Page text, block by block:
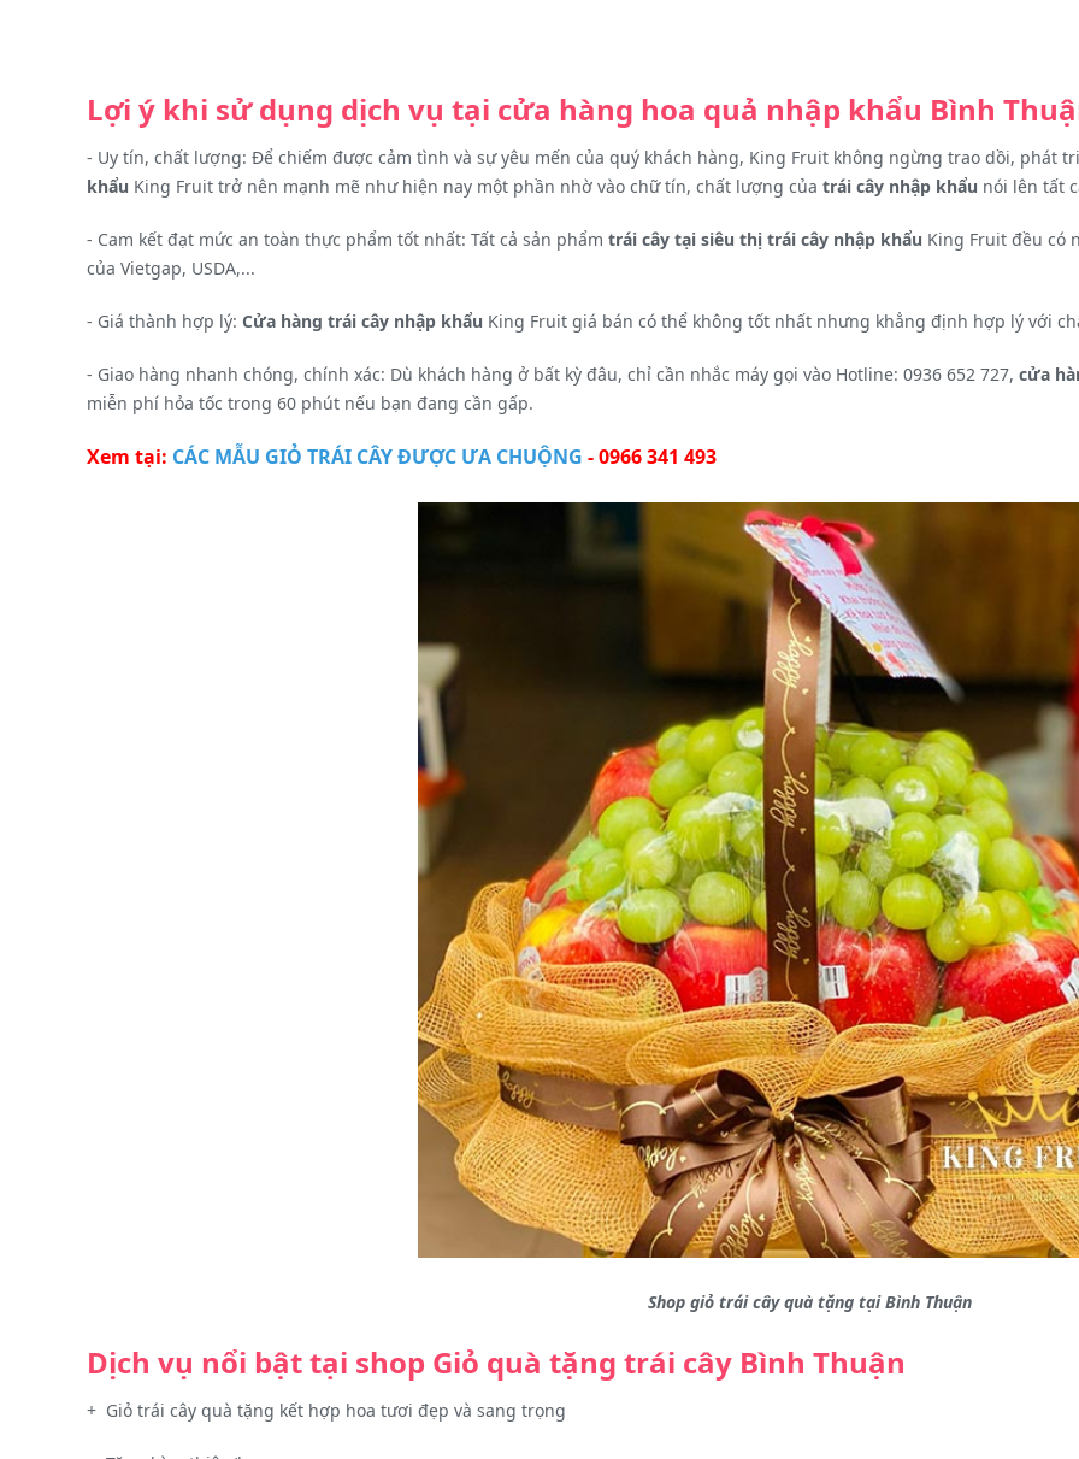
Lợi ý khi sử dụng dịch vụ tại cửa hàng hoa quả nhập khẩu Bình
- Uy tín, chất lượng: Để chiếm được cảm tình và sự yêu mến của quý khách hàng, King Fruit không ngừng trao dồi, phát
khẩu King Fruit trở nên mạnh mẽ như hiện nay một phần nhờ vào chữ tín, chất lượng của trái cây nhập khẩu nói lên tất
- Cam kết đạt mức an toàn thực phẩm tốt nhất: Tất cả sản phẩm trái cây tại siêu thị trái cây nhập khẩu King Fruit đều có
của Vietgap, USDA,...
- Giá thành hợp lý: Cửa hàng trái cây nhập khẩu King Fruit giá bán có thể không tốt nhất nhưng khẳng định hợp lý với
- Giao hàng nhanh chóng, chính xác: Dù khách hàng ở bất kỳ đâu, chỉ cần nhắc máy gọi vào Hotline: 0936 652 727, cửa
miễn phí hỏa tốc trong 60 phút nếu bạn đang cần gấp.
Xem tại: CÁC MẪU GIỎ TRÁI CÂY ĐƯỢC ƯA CHUỘNG -0966 341 493
Shop giỏ trái cây quà tặng tại Bình Thuận
Dịch vụ nổi bật tại shop Giỏ quà tặng trái cây Bình Thuận
+ Giỏ trái cây quà tặng kết hợp hoa tươi đẹp và sang trọng